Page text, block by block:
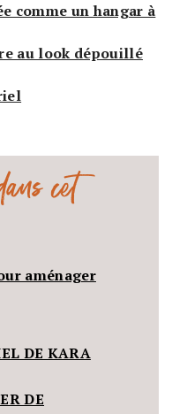
comme un hangar à
au look dépouillé
cet
aménager
DE KARA
DE